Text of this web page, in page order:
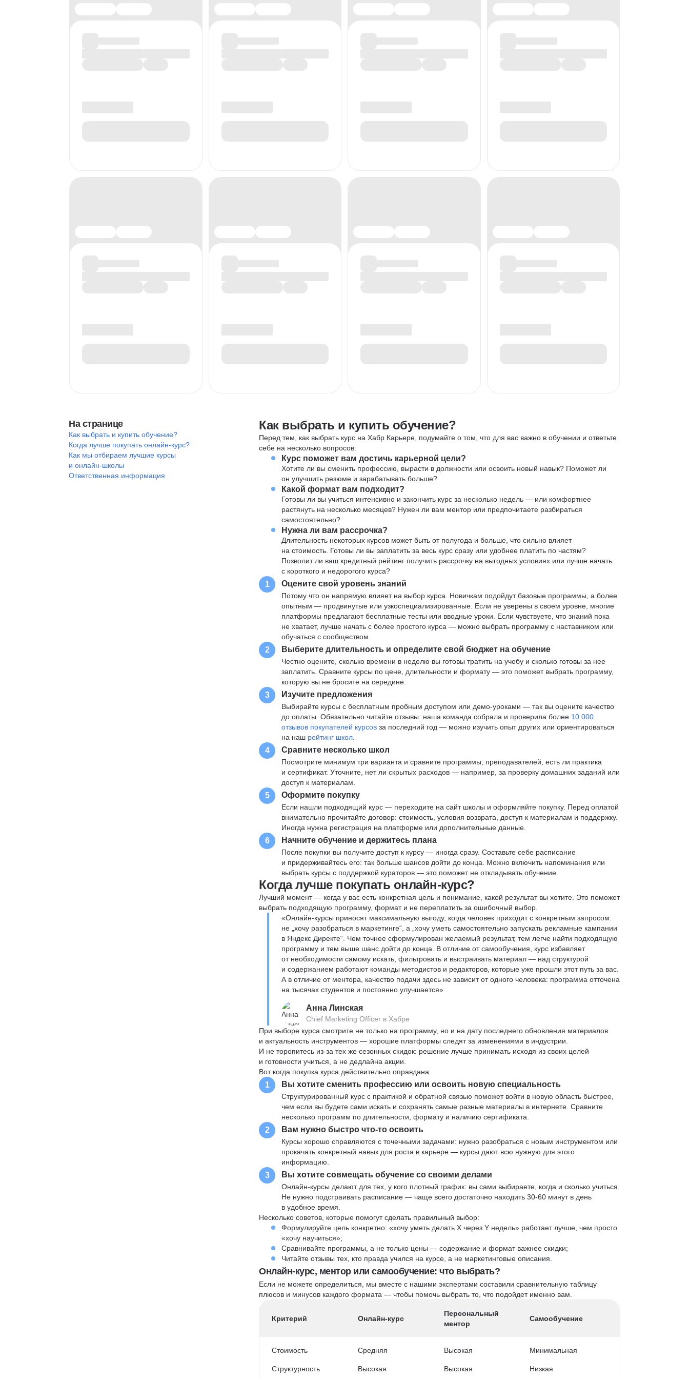
На странице
Как выбрать и купить обучение?
Когда лучше покупать онлайн-курс?
Как мы отбираем лучшие курсы
и онлайн-школы
Ответственная информация
Как выбрать и купить обучение?
Перед тем, как выбрать курс на Хабр Карьере, подумайте о том, что для вас важно в обучении и ответьте
себе на несколько вопросов:
Курс поможет вам достичь карьерной цели?
Хотите ли вы сменить профессию, вырасти в должности или освоить новый навык? Поможет ли
он улучшить резюме и зарабатывать больше?
Какой формат вам подходит?
Готовы ли вы учиться интенсивно и закончить курс за несколько недель — или комфортнее
растянуть на несколько месяцев? Нужен ли вам ментор или предпочитаете разбираться
самостоятельно?
Нужна ли вам рассрочка?
Длительность некоторых курсов может быть от полугода и больше, что сильно влияет
на стоимость. Готовы ли вы заплатить за весь курс сразу или удобнее платить по частям?
Позволит ли ваш кредитный рейтинг получить рассрочку на выгодных условиях или лучше начать
с короткого и недорогого курса?
1 Оцените свой уровень знаний
Потому что он напрямую влияет на выбор курса. Новичкам подойдут базовые программы, а более
опытным — продвинутые или узкоспециализированные. Если не уверены в своем уровне, многие
платформы предлагают бесплатные тесты или вводные уроки. Если чувствуете, что знаний пока
не хватает, лучше начать с более простого курса — можно выбрать программу с наставником или
обучаться с сообществом.
2 Выберите длительность и определите свой бюджет на обучение
Честно оцените, сколько времени в неделю вы готовы тратить на учебу и сколько готовы за нее
заплатить. Сравните курсы по цене, длительности и формату — это поможет выбрать программу,
которую вы не бросите на середине.
3 Изучите предложения
Выбирайте курсы с бесплатным пробным доступом или демо-уроками — так вы оцените качество
до оплаты. Обязательно читайте отзывы: наша команда собрала и проверила более 10 000
отзывов покупателей курсовза последний год — можно изучить опыт других или ориентироваться
на наш рейтинг школ
4 Сравните несколько школ
Посмотрите минимум три варианта и сравните программы, преподавателей, есть ли практика
и сертификат. Уточните, нет ли скрытых расходов — например, за проверку домашних заданий или
доступ к материалам.
5 Оформите покупку
Если нашли подходящий курс — переходите на сайт школы и оформляйте покупку. Перед оплатой
внимательно прочитайте договор: стоимость, условия возврата, доступ к материалам и поддержку.
Иногда нужна регистрация на платформе или дополнительные данные.
6 Начните обучение и держитесь плана
После покупки вы получите доступ к курсу — иногда сразу. Составьте себе расписание
и придерживайтесь его: так больше шансов дойти до конца. Можно включить напоминания или
выбрать курсы с поддержкой кураторов — это поможет не откладывать обучение.
Когда лучше покупать онлайн-курс?
Лучший момент — когда у вас есть конкретная цель и понимание, какой результат вы хотите. Это поможет
выбрать подходящую программу, формат и не переплатить за ошибочный выбор.
«Онлайн-курсы приносят максимальную выгоду, когда человек приходит с конкретным запросом:
не „хочу разобраться в маркетинге“, а „хочу уметь самостоятельно запускать рекламные кампании
в Яндекс Директе“. Чем точнее сформулирован желаемый результат, тем легче найти подходящую
программу и тем выше шанс дойти до конца. В отличие от самообучения, курс избавляет
от необходимости самому искать, фильтровать и выстраивать материал — над структурой
и содержанием работают команды методистов и редакторов, которые уже прошли этот путь за вас.
А в отличие от ментора, качество подачи здесь не зависит от одного человека: программа отточена
на тысячах студентов и постоянно улучшается»
Анна Линская
Chief Marketing Officer в Хабре
При выборе курса смотрите не только на программу, но и на дату последнего обновления материалов
и актуальность инструментов — хорошие платформы следят за изменениями в индустрии.
И не торопитесь из-за тех же сезонных скидок: решение лучше принимать исходя из своих целей
и готовности учиться, а не дедлайна акции.
Вот когда покупка курса действительно оправдана:
1 Вы хотите сменить профессию или освоить новую специальность
Структурированный курс с практикой и обратной связью поможет войти в новую область быстрее,
чем если вы будете сами искать и сохранять самые разные материалы в интернете. Сравните
несколько программ по длительности, формату и наличию сертификата.
2 Вам нужно быстро что-то освоить
Курсы хорошо справляются с точечными задачами: нужно разобраться с новым инструментом или
прокачать конкретный навык для роста в карьере — курсы дают всю нужную для этого
информацию.
3 Вы хотите совмещать обучение со своими делами
Онлайн-курсы делают для тех, у кого плотный график: вы сами выбираете, когда и сколько учиться.
Не нужно подстраивать расписание — чаще всего достаточно находить 30-60 минут в день
в удобное время.
Несколько советов, которые помогут сделать правильный выбор:
Формулируйте цель конкретно: «хочу уметь делать X через Y недель» работает лучше, чем просто
«хочу научиться»;
Сравнивайте программы, а не только цены — содержание и формат важнее скидки;
Читайте отзывы тех, кто правда учился на курсе, а не маркетинговые описания.
Онлайн-курс, ментор или самообучение: что выбрать?
Если не можете определиться, мы вместе с нашими экспертами составили сравнительную таблицу
плюсов и минусов каждого формата — чтобы помочь выбрать то, что подойдет именно вам.
Критерий Онлайн-курс
Персональный
ментор
Самообучение
Стоимость Средняя Высокая Минимальная
Структурность Высокая Высокая Низкая